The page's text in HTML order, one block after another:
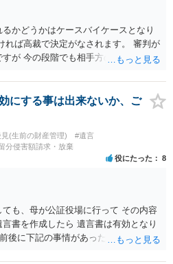
かどうかはケースバイケースとなり
れば高裁で決定がなされます。 審判が
が 今の段階でも相手方の連絡が迷惑
にする事は出来ないか、ご
(生前の財産管理)
#遺言
分侵害額請求・放棄
役にたった 8
も、母が公証役場に行って その内容
書を作成したら 遺言書は有効となり
後に下記の事情があったことが証明で